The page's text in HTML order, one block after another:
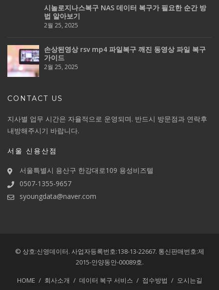
시놀로지나스복구 NAS 데이터 복구가 필요한 순간 방
법 알아보기
2월 25, 2025
손상된영상 rsv mp4 파일복구 깨진 동영상 파일 복구
가이드
2월 25, 2025
CONTACT US
지사별 업무 시간은 자율적으로 운영되며. 반드시 방문점과 연락후
내방해주시기 바랍니다.
서울 신용산점
서울특별시 용산구 한강대로109 용성비즈텔
0507-1355-9657
syoungdata@naver.com
© 상호:신영데이터. 사업자등록번호:138-13-22667. 통신판매번호:제
2015-안양동안-00089호.
HOME 회사소개 데이터 복구 서비스 접수방법 오시는길